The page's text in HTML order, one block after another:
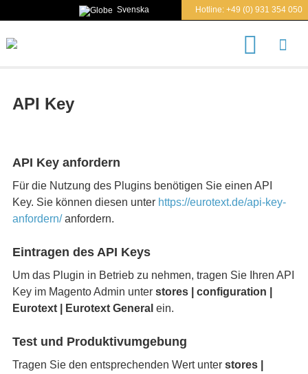
Hotline: +49 (0) 931 354 050
Svenska
API Key
API Key anfordern
Für die Nutzung des Plugins benötigen Sie einen API
Key. Sie können diesen unter https://eurotext.de/api-key-
anfordern/anfordern.
Eintragen des API Keys
Um das Plugin in Betrieb zu nehmen, tragen Sie Ihren API
Key im Magento Admin unter stores | configuration |
Eurotext | Eurotext General ein.
Test und Produktivumgebung
Tragen Sie den entsprechenden Wert unter stores |